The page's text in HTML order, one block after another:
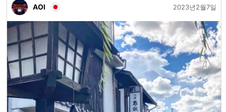
AOI 2023년2월7일